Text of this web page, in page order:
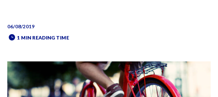
06/08/2019
1 MIN READING TIME